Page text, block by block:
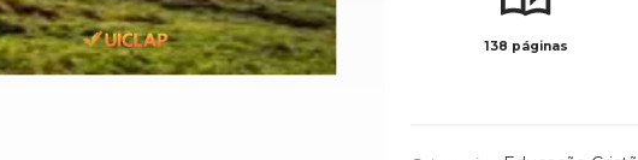
138 páginas